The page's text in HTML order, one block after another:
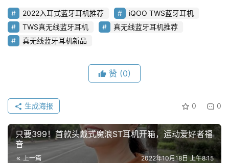
测
中
心
巧
好
物
2022入耳式蓝牙耳机推荐
iQOO TWS蓝牙耳机
TWS真无线蓝牙耳机
真无线蓝牙耳机推荐
真无线蓝牙耳机新品
赞 (0)
0 0
生成海报
只要399！首款头戴式魔浪ST耳机开箱，运动爱好者福
音
上一篇 2022年10月18日 上午8:15